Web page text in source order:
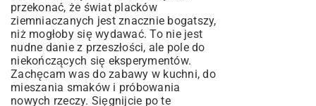
przekonać, że świat placków
ziemniaczanych jest znacznie bogatszy,
niż mogłoby się wydawać. To nie jest
nudne danie z przeszłości, ale pole do
niekończących się eksperymentów.
Zachęcam was do zabawy w kuchni, do
mieszania smaków i próbowania
nowych rzeczy. Sięgnijcie po te